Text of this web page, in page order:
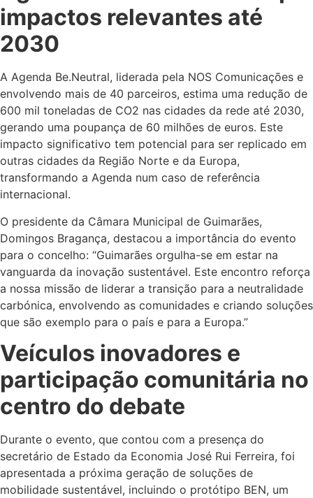
impactos relevantes até
2030
A Agenda Be.Neutral, liderada pela NOS Comunicações e
envolvendo mais de 40 parceiros, estima uma redução de
600 mil toneladas de CO2 nas cidades da rede até 2030,
gerando uma poupança de 60 milhões de euros. Este
impacto significativo tem potencial para ser replicado em
outras cidades da Região Norte e da Europa,
transformando a Agenda num caso de referência
internacional.
O presidente da Câmara Municipal de Guimarães,
Domingos Bragança, destacou a importância do evento
para o concelho: “Guimarães orgulha-se em estar na
vanguarda da inovação sustentável. Este encontro reforça
a nossa missão de liderar a transição para a neutralidade
carbónica, envolvendo as comunidades e criando soluções
que são exemplo para o país e para a Europa.”
Veículos inovadores e
participação comunitária no
centro do debate
Durante o evento, que contou com a presença do
secretário de Estado da Economia José Rui Ferreira, foi
apresentada a próxima geração de soluções de
mobilidade sustentável, incluindo o protótipo BEN, um